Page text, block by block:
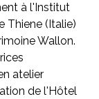
à l'Institut
Thiene (Italie)
Wallon.
atelier
de l'Hôtel